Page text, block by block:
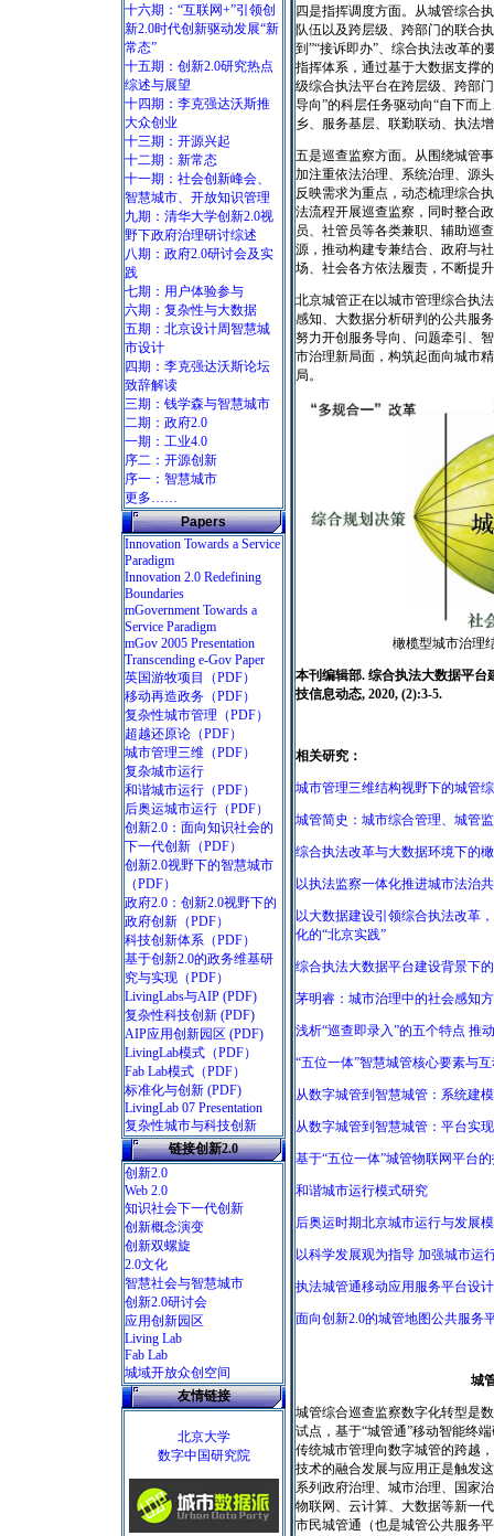
十六期：“互联网+”引领创
新2.0时代创新驱动发展“新
常态”
十五期：创新2.0研究热点
综述与展望
十四期：李克强达沃斯推
大众创业
十三期：开源兴起
十二期：新常态
十一期：社会创新峰会、
智慧城市、开放知识管理
九期：清华大学创新2.0视
野下政府治理研讨综述
八期：政府2.0研讨会及实
践
七期：用户体验参与
六期：复杂性与大数据
五期：北京设计周智慧城
市设计
四期：李克强达沃斯论坛
致辞解读
三期：钱学森与智慧城市
二期：政府2.0
一期：工业4.0
序二：开源创新
序一：智慧城市
更多……
Papers
Innovation Towards a Service
Paradigm
Innovation 2.0 Redefining
Boundaries
mGovernment Towards a
Service Paradigm
mGov 2005 Presentation
Transcending e-Gov Paper
英国游牧项目
（PDF）
移动再造政务 （PDF）
复杂性城市管理 （PDF）
超越还原论 （PDF）
城市管理三维 （PDF）
复杂城市运行
和谐城市运行 （PDF）
后奥运城市运行 （PDF）
创新2.0：面向知识社会的
下一代创新 （PDF）
创新2.0视野下的智慧城市
（PDF）
政府2.0：创新2.0视野下的
政府创新 （PDF）
科技创新体系 （PDF）
基于创新2.0的政务维基研
究与实现 （PDF）
LivingLabs与AIP (PDF)
复杂性科技创新 (PDF)
AIP应用创新园区 (PDF)
LivingLab模式 （PDF）
Fab Lab模式 （PDF）
标准化与创新 (PDF)
LivingLab 07 Presentation
复杂性城市与科技创新
链接创新2.0
创新2.0
Web 2.0
知识社会下一代创新
创新概念演变
创新双螺旋
2.0文化
智慧社会与智慧城市
创新2.0研讨会
应用创新园区
Living Lab
Fab Lab
城域开放众创空间
友情链接
北京大学
数字中国研究院
四是指挥调度方面。从城管综合
队伍以及跨层级、跨部门的联合
到”“接诉即办”、综合执法改革
指挥体系，通过基于大数据支撑
级综合执法平台在跨层级、跨部
导向”的科层任务驱动向“自下而
乡、服务基层、联勤联动、执法
五是巡查监察方面。从围绕城管
加注重依法治理、系统治理、源
反映需求为重点，动态梳理综合
法流程开展巡查监察，同时整合
员、社管员等各类兼职、辅助巡
源，推动构建专兼结合、政府与
场、社会各方依法履责，不断提
北京城管正在以城市管理综合执
感知、大数据分析研判的公共服
努力开创服务导向、问题牵引、
市治理新局面，构筑起面向城市
局。
橄榄型城市治理
本刊编辑部. 综合执法大数据平
技信息动态, 2020, (2):3-5.
相关研究：
城市管理三维结构视野下的城管
城管简史：城市综合管理、城管
综合执法改革与大数据环境下的
以执法监察一体化推进城市法治
以大数据建设引领综合执法改革
化的“北京实践”
综合执法大数据平台建设背景下
茅明睿：城市治理中的社会感知
浅析“巡查即录入”的五个特点 推
“五位一体”智慧城管核心要素与
从数字城管到智慧城管：系统建
从数字城管到智慧城管：平台实
基于“五位一体”城管物联网平台
和谐城市运行模式研究
后奥运时期北京城市运行与发展
以科学发展观为指导 加强城市运
执法城管通移动应用服务平台设
面向创新2.0的城管地图公共服务
城
城管综合巡查监察数字化转型是
试点，基于“城管通”移动智能终
传统城市管理向数字城管的跨越
技术的融合发展与应用正是触发
系列政府治理、城市治理、国家
物联网、云计算、大数据等新一
市民城管通（也是城管公共服务